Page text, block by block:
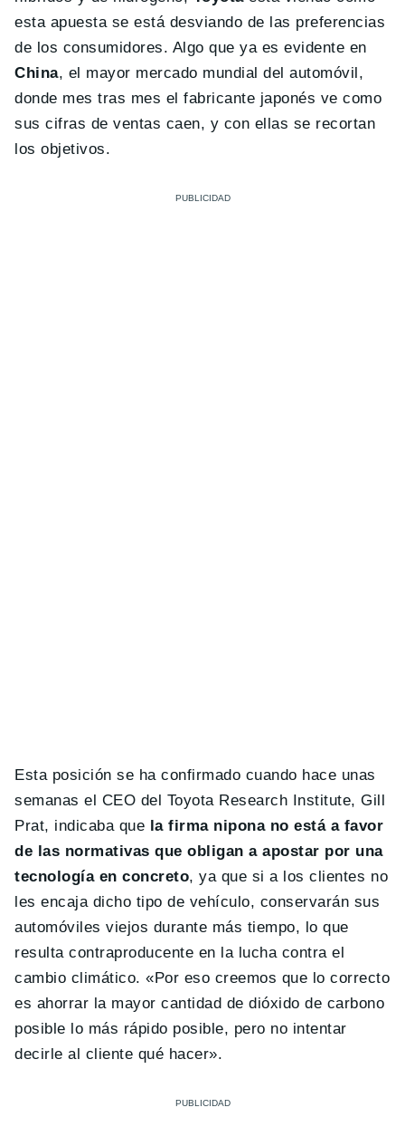
esta apuesta se está desviando de las preferencias
de los consumidores. Algo que ya es evidente en
China, el mayor mercado mundial del automóvil,
donde mes tras mes el fabricante japonés ve como
sus cifras de ventas caen, y con ellas se recortan
los objetivos.
Esta posición se ha confirmado cuando hace unas
semanas el CEO del Toyota Research Institute, Gill
Prat, indicaba que la firma nipona no está a favor
de las normativas que obligan a apostar por una
tecnología en concreto, ya que si a los clientes no
les encaja dicho tipo de vehículo, conservarán sus
automóviles viejos durante más tiempo, lo que
resulta contraproducente en la lucha contra el
cambio climático. «Por eso creemos que lo correcto
es ahorrar la mayor cantidad de dióxido de carbono
posible lo más rápido posible, pero no intentar
decirle al cliente qué hacer».